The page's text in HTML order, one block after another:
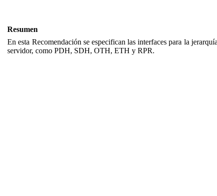
Resumen
En esta Recomendación se especifican las interfaces para la
servidor, como PDH, SDH, OTH, ETH y RPR.